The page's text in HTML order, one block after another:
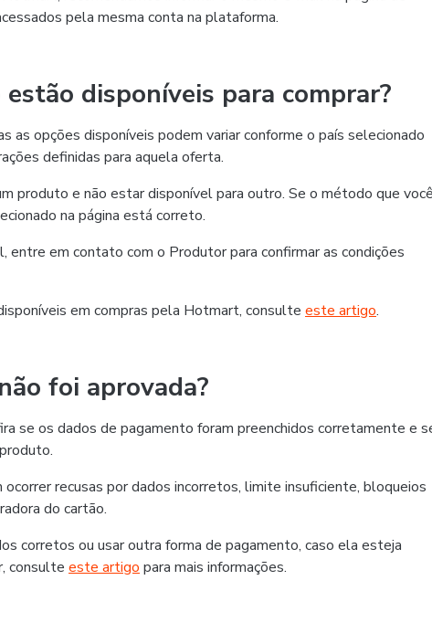
pela mesma conta na plataforma.
disponíveis para comprar?
opções disponíveis podem variar conforme o país selecionado
definidas para aquela oferta.
produto e não estar disponível para outro. Se o método que
na página está correto.
em contato com o Produtor para confirmar as condições
em compras pela Hotmart, consulte este artigo.
foi aprovada?
se os dados de pagamento foram preenchidos corretamente e
recusas por dados incorretos, limite insuficiente, bloqueios
do cartão.
corretos ou usar outra forma de pagamento, caso ela esteja
consulte este artigo para mais informações.